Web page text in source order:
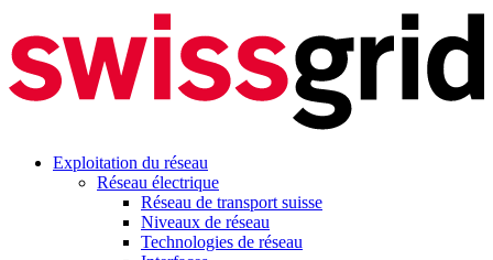
Exploitation du réseau
Réseau électrique
Réseau de transport suisse
Niveaux de réseau
Technologies de réseau